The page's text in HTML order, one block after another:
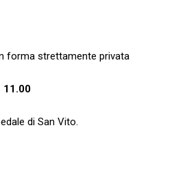
forma strettamente privata
11.00
di San Vito.